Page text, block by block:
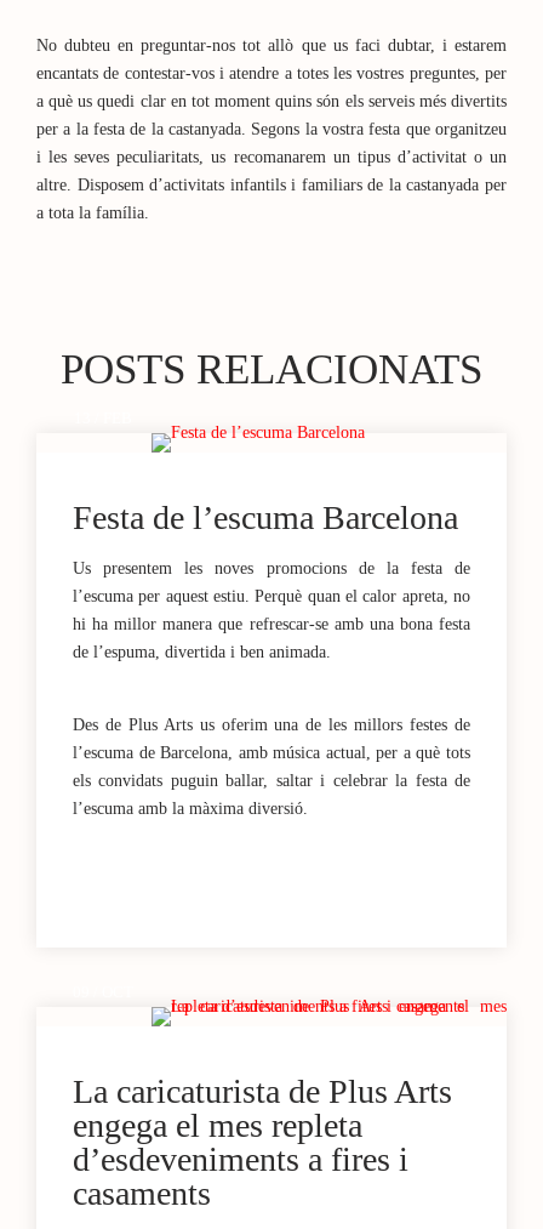
No dubteu en preguntar-nos tot allò que us faci dubtar, i estarem
encantats de contestar-vos i atendre a totes les vostres preguntes, per
a què us quedi clar en tot moment quins són els serveis més divertits
per a la festa de la castanyada. Segons la vostra festa que organitzeu
i les seves peculiaritats, us recomanarem un tipus d’activitat o un
altre. Disposem d’activitats infantils i familiars de la castanyada per
a tota la família.
POSTS RELACIONATS
Festa de l’escuma Barcelona
Us presentem les noves promocions de la festa de
l’escuma per aquest estiu. Perquè quan el calor apreta, no
hi ha millor manera que refrescar-se amb una bona festa
de l’espuma, divertida i ben animada.
Des de Plus Arts us oferim una de les millors festes de
l’escuma de Barcelona, amb música actual, per a què tots
els convidats puguin ballar, saltar i celebrar la festa de
l’escuma amb la màxima diversió.
La caricaturista de Plus Arts
engega el mes repleta
d’esdeveniments a fires i
casaments